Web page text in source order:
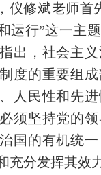
仪修斌老师首
运行”这一主
出，社会主
度的重要组
人民性和先进
须坚持党的
国的有机统
充分发挥其效力